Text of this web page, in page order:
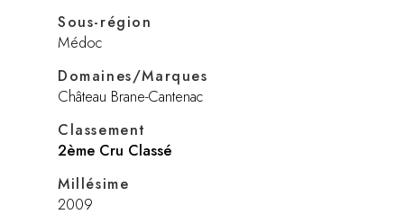
Sous-région
Médoc
Domaines/Marques
Château Brane-Cantenac
Classement
2ème Cru Classé
Millésime
2009